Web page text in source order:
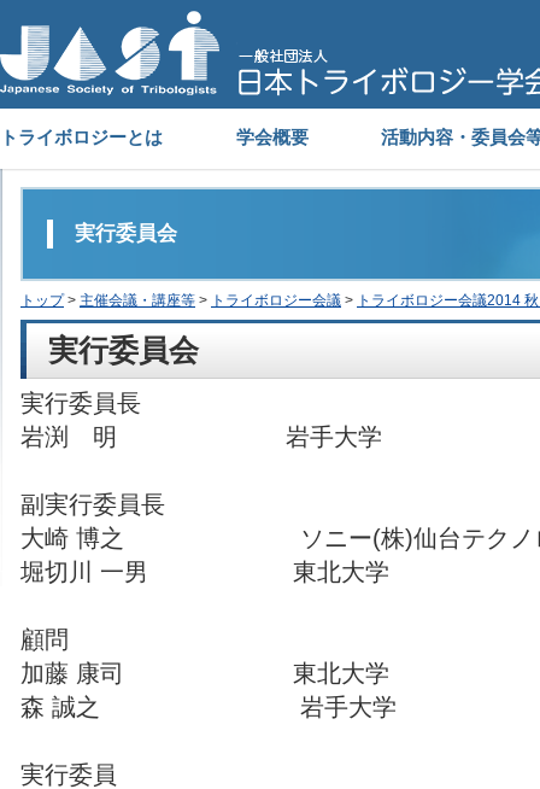
トライボロジーとは 学会概要 活動内容・委員会
実行委員会
トップ> 主催会議・講座等 > トライボロジー会議 > トライボロジー会議2014
実行委員会
実行委員長
岩渕 明 岩手大学
副実行委員長
大崎 博之 ソニー(株)仙台テクノロ
堀切川 一男 東北大学
顧問
加藤 康司 東北大学
森 誠之 岩手大学
実行委員